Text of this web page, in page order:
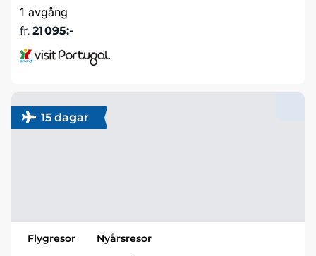
1 avgång
fr. 21 095:-
15 dagar
Flygresor Nyårsresor